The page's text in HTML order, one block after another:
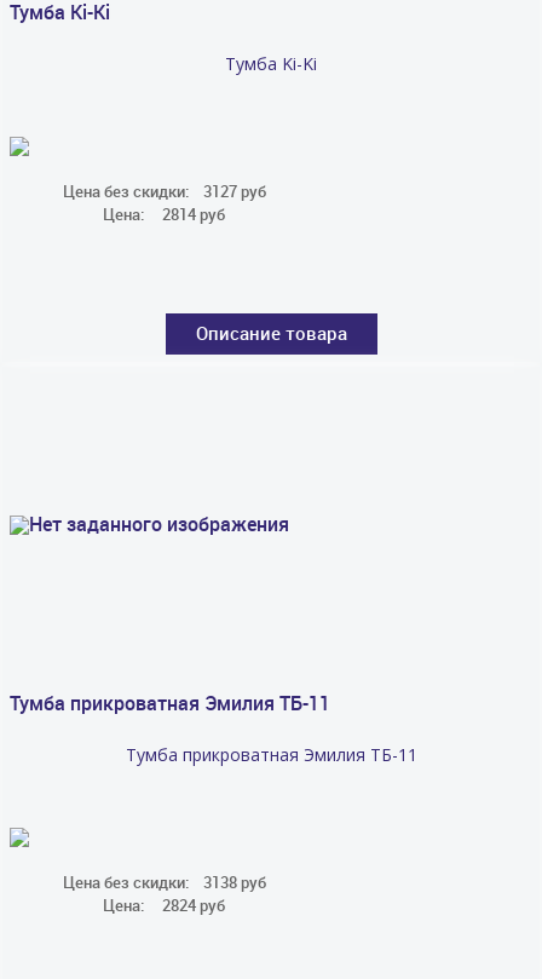
Тумба Ki-Ki
Тумба Ki-Ki
Цена без скидки:
3127 руб
Цена:
2814 руб
Описание товара
Тумба прикроватная Эмилия ТБ-11
Тумба прикроватная Эмилия ТБ-11
Цена без скидки:
3138 руб
Цена:
2824 руб